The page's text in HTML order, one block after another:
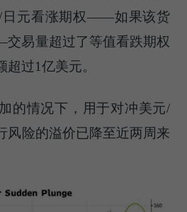
日元看涨期权——如果该货
易量超过了等值看跌期权
过1亿美元。
的情况下，用于对冲美元/
风险的溢价已降至近两周来